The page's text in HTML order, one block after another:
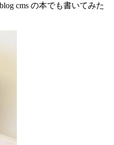
cms の本でも書いてみた